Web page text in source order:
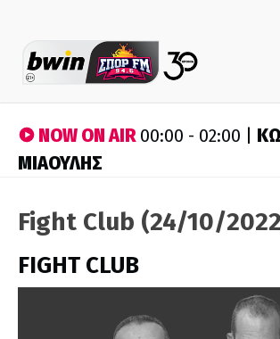
NOW ON AIR00:00 - 02:00 |
ΜΙΑΟΥΛΗΣ
Fight Club (24/10/
FIGHT CLUB